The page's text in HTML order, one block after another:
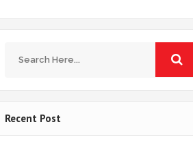
Recent Post